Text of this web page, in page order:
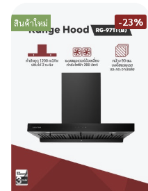
สินค้าใหม่ -23%